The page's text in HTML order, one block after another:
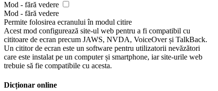
Mod - fără vedere
Mod - fără vedere
Permite folosirea ecranului în modul citire
Acest mod configurează site-ul web pentru a fi compatibil cu
cititoare de ecran precum JAWS, NVDA, VoiceOver și TalkBack.
Un cititor de ecran este un software pentru utilizatorii nevăzători
care este instalat pe un computer și smartphone, iar site-urile web
trebuie să fie compatibile cu acesta.
Dicționar online